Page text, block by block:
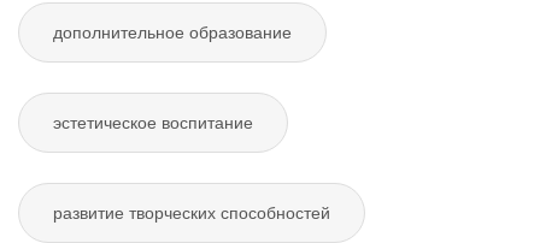
дополнительное образование
эстетическое воспитание
развитие творческих способностей